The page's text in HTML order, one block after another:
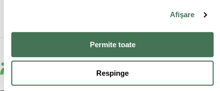
Afişare
Permite toate
Respinge